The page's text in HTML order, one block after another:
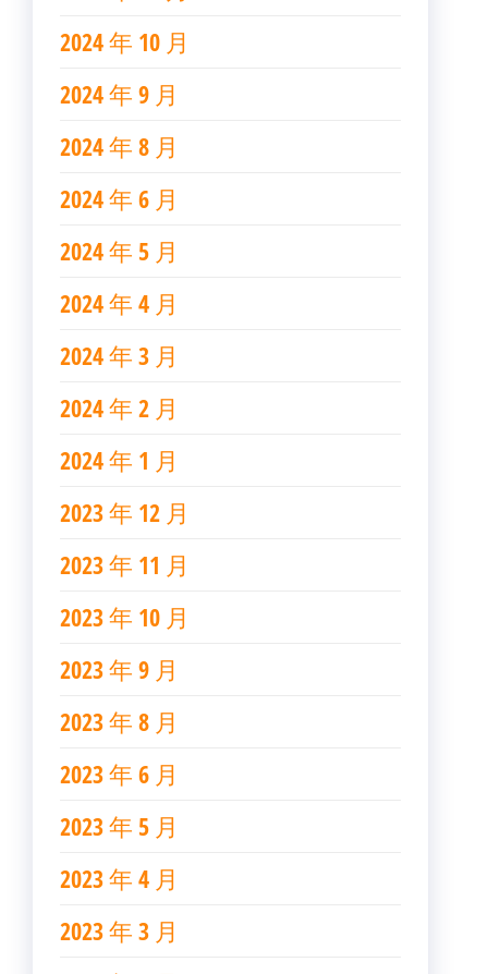
2024 年 10 月
2024 年 9 月
2024 年 8 月
2024 年 6 月
2024 年 5 月
2024 年 4 月
2024 年 3 月
2024 年 2 月
2024 年 1 月
2023 年 12 月
2023 年 11 月
2023 年 10 月
2023 年 9 月
2023 年 8 月
2023 年 6 月
2023 年 5 月
2023 年 4 月
2023 年 3 月